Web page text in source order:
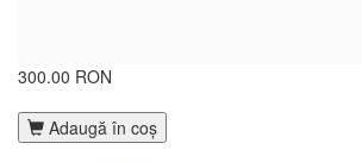
300.00 RON
Adaugă în coş